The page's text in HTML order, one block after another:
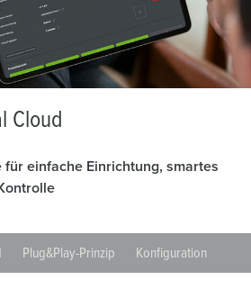
Cloud
für einfache Einrichtung, smartes
Plug&Play-Prinzip Konfiguration